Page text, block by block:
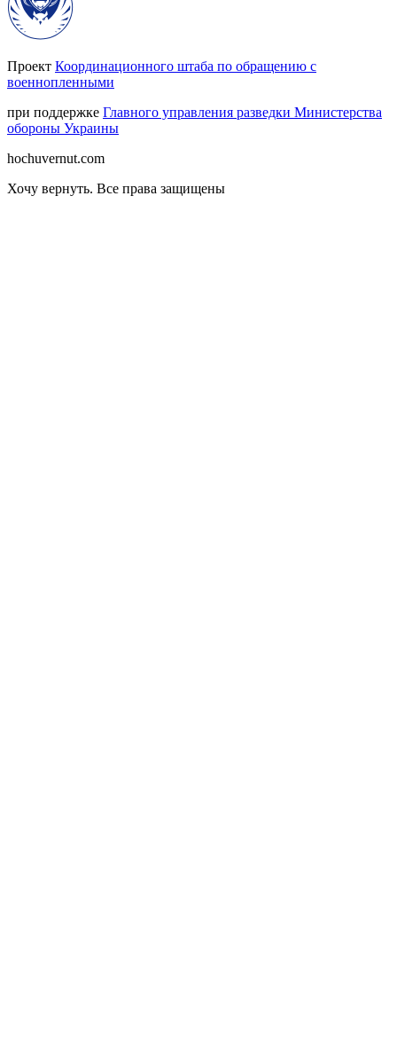
Проект Координационного штаба по обращению с
военнопленными
при поддержке Главного управления разведки Министерства
обороны Украины
hochuvernut.com
Хочу вернуть. Все права защищены